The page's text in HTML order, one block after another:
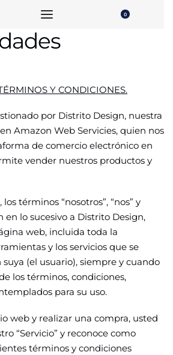
0
Y CONDICIONES.
por Distrito Design, nuestra
Amazon Web Servicies, quien nos
de comercio electrónico en
vender nuestros productos y
términos “nosotros”, “nos” y
en lo sucesivo a Distrito Design,
web, incluida toda la
y los servicios que se
(el usuario), siempre y cuando
los términos, condiciones,
para su uso.
web y realizar una compra, usted
“Servicio” y reconoce como
términos y condiciones